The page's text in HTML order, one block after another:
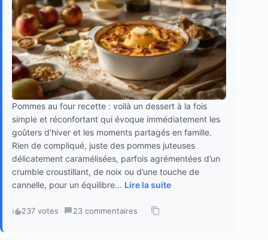
Pommes au four recette : voilà un dessert à la fois
simple et réconfortant qui évoque immédiatement les
goûters d’hiver et les moments partagés en famille.
Rien de compliqué, juste des pommes juteuses
délicatement caramélisées, parfois agrémentées d’un
crumble croustillant, de noix ou d’une touche de
cannelle, pour un équilibre... Lire la suite
237 votes · 23 commentaires ·